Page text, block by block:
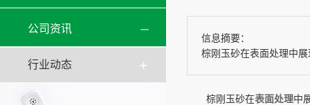
公司资讯
行业动态
信息摘要：
棕刚玉砂在表面处理中
棕刚玉砂在表面处理中